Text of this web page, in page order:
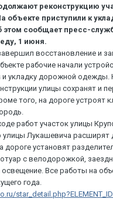
реконструкцию
объекте приступили к
сообщает пресс-
1 июня.
восстановление и
рабочие начали
и укладку дорожной одежды.
улицы сохранят и
того, на дороге устроят
работ участок улицы
улицы Лукашевича расширят
дороге установят
с велодорожкой,
Все работы на
года.